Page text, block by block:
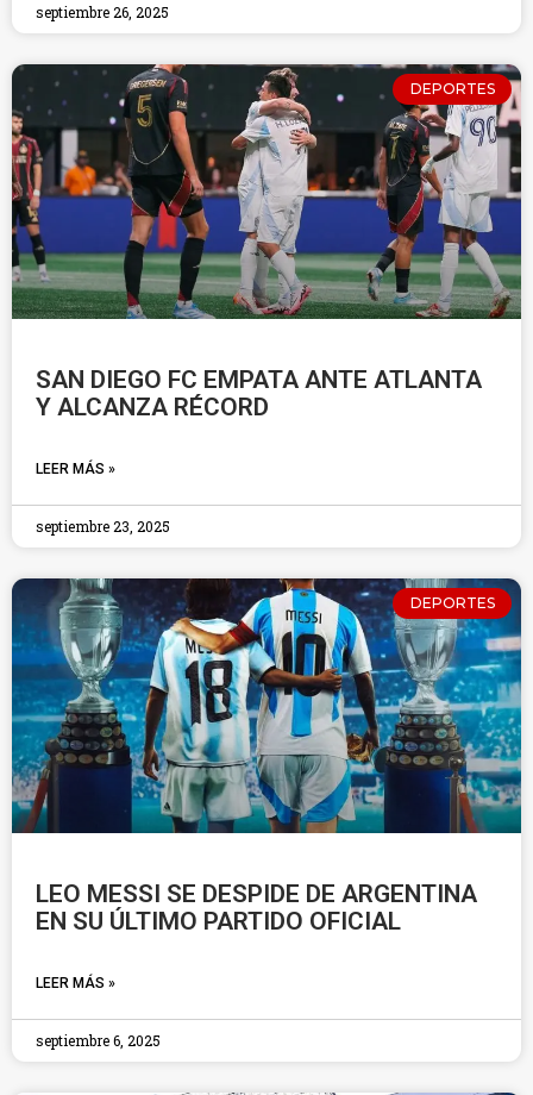
septiembre 26, 2025
DEPORTES
SAN DIEGO FC EMPATA ANTE ATLANTA
Y ALCANZA RÉCORD
LEER MÁS »
septiembre 23, 2025
DEPORTES
LEO MESSI SE DESPIDE DE ARGENTINA
EN SU ÚLTIMO PARTIDO OFICIAL
LEER MÁS »
septiembre 6, 2025